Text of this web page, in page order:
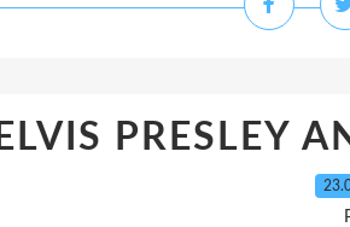
ELVIS PRESLEY